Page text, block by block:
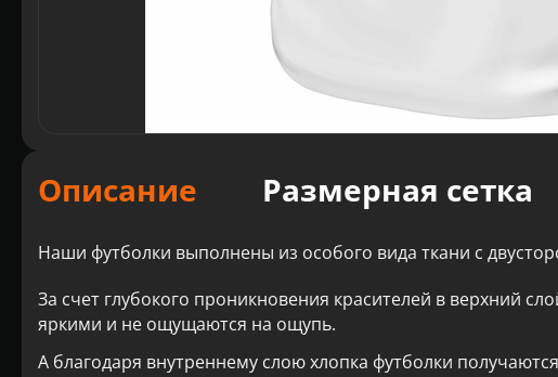
Описание Размерная сетка
Наши футболки выполнены из особого вида ткани с
За счет глубокого проникновения красителей в верхний
яркими и не ощущаются на ощупь.
А благодаря внутреннему слою хлопка футболки